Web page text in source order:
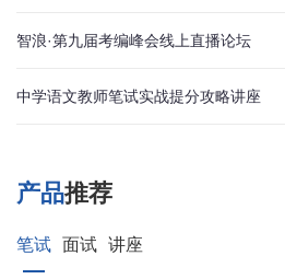
智浪·第九届考编峰会线上直播论坛
中学语文教师笔试实战提分攻略讲座
产品推荐
笔试 面试 讲座